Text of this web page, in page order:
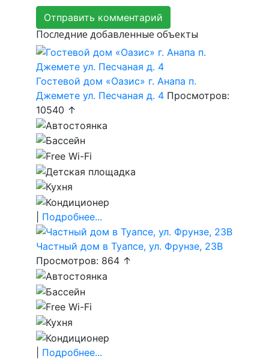
Последние добавленные объекты
Гостевой дом «Оазис» г. Анапа п.
Джемете ул. Песчаная д. 4 Просмотров:
10540 ↑
Подробнее...
Частный дом в Туапсе, ул. Фрунзе, 23В
Просмотров: 864 ↑
Подробнее...